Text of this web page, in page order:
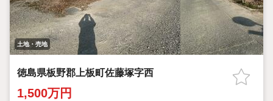
土地・売地
徳島県板野郡上板町佐藤塚字西
1,500万円